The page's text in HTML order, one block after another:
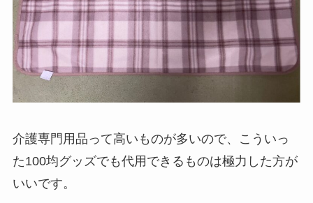
介護専門用品って高いものが多いので、こういっ
た100均グッズでも代用できるものは極力した方が
いいです。